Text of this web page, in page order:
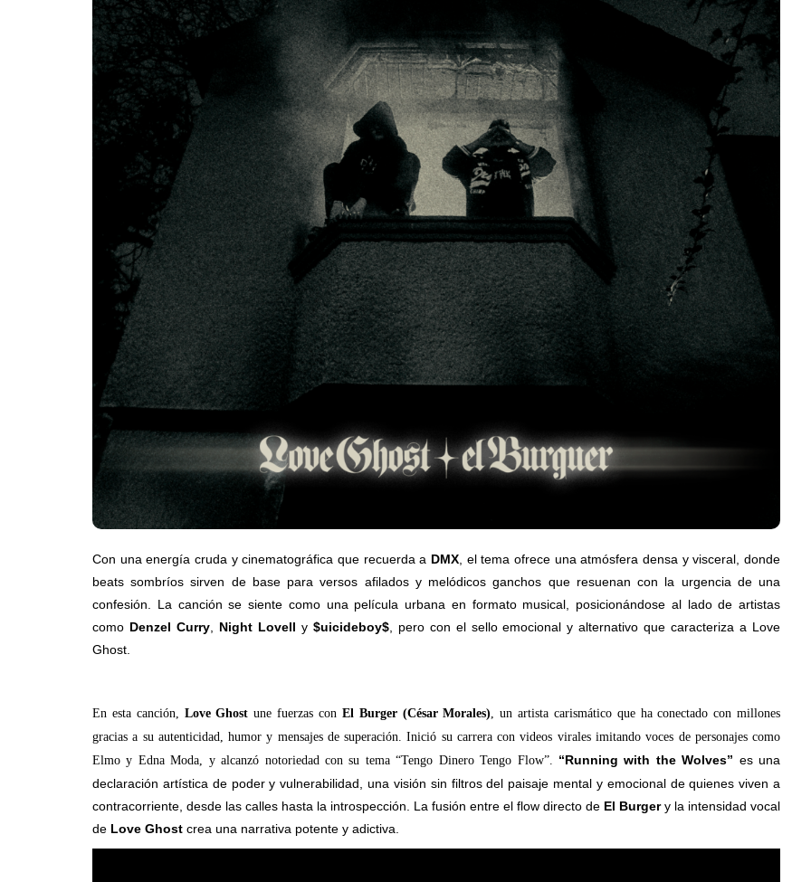
Con una energía cruda y cinematográfica que recuerda a DMX , el tema ofrece una atmósfera densa y visceral, donde
beats sombríos sirven de base para versos afilados y melódicos ganchos que resuenan con la urgencia de una
confesión. La canción se siente como una película urbana en formato musical, posicionándose al lado de artistas
como Denzel Curry, Night Lovell y $uicideboy$, pero con el sello emocional y alternativo que caracteriza a Love
Ghost.
En esta canción, Love Ghost une fuerzas con El Burger (César Morales) , un artista carismático que ha conectado con millones
gracias a su autenticidad, humor y mensajes de superación. Inició su carrera con videos virales imitando voces de personajes como
Elmo y Edna Moda, y alcanzó notoriedad con su tema “Tengo Dinero Tengo Flow”. “Running with the Wolves” es una
declaración artística de poder y vulnerabilidad, una visión sin filtros del paisaje mental y emocional de quienes viven a
contracorriente, desde las calles hasta la introspección. La fusión entre el flow directo de El Burger y la intensidad vocal
de Love Ghost crea una narrativa potente y adictiva.
Suki Waterhouse estrena
su nuevo álbum
“Loveland”
Edwin Jimenez Julio 13, 2026
Levi’s® presenta a Belinda
como su nueva
embajadora para
Latinoamérica
Edwin Jimenez Julio 13, 2026